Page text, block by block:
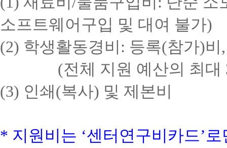
소프트웨어구입 및 대여 불가)
(2) 학생활동경비 : 등록(참가)비
(전체 지원 예산의 최대
(3) 인쇄 (복사) 및 제본비
* 지원비는 ‘센터연구비카드’